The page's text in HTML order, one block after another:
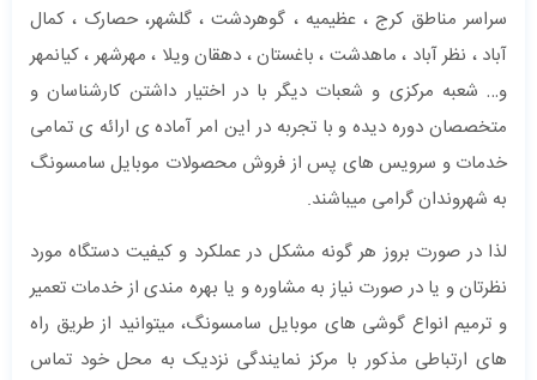
سراسر مناطق کرج ، عظیمیه ، گوهردشت ، گلشهر، حصارک ، کمال
آباد ، نظر آباد ، ماهدشت ، باغستان ، دهقان ویلا ، مهرشهر ، کیانمهر
و… شعبه مرکزی و شعبات دیگر با در اختیار داشتن کارشناسان و
متخصصان دوره دیده و با تجربه در این امر آماده ی ارائه ی تمامی
خدمات و سرویس های پس از فروش محصولات موبایل سامسونگ
به شهروندان گرامی میباشند.
لذا در صورت بروز هر گونه مشکل در عملکرد و کیفیت دستگاه مورد
نظرتان و یا در صورت نیاز به مشاوره و یا بهره مندی از خدمات تعمیر
و ترمیم انواع گوشی های موبایل سامسونگ، میتوانید از طریق راه
های ارتباطی مذکور با مرکز نمایندگی نزدیک به محل خود تماس